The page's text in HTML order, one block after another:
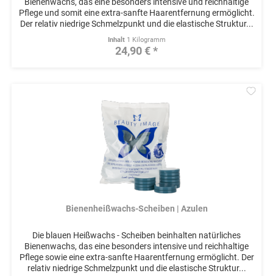
Bienenwachs, das eine besonders intensive und reichhaltige
Pflege und somit eine extra-sanfte Haarentfernung ermöglicht.
Der relativ niedrige Schmelzpunkt und die elastische Struktur...
Inhalt 1 Kilogramm
24,90 € *
Bienenheißwachs-Scheiben | Azulen
Die blauen Heißwachs - Scheiben beinhalten natürliches
Bienenwachs, das eine besonders intensive und reichhaltige
Pflege sowie eine extra-sanfte Haarentfernung ermöglicht. Der
relativ niedrige Schmelzpunkt und die elastische Struktur...